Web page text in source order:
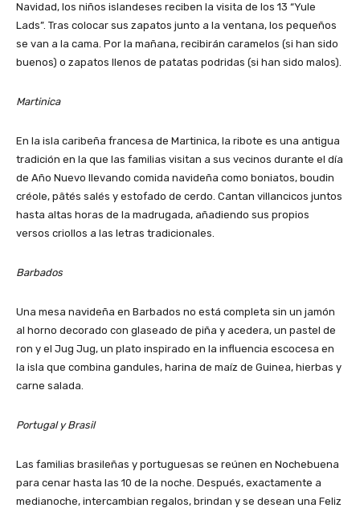
Navidad, los niños islandeses reciben la visita de los 13 “Yule
Lads”. Tras colocar sus zapatos junto a la ventana, los pequeños
se van a la cama. Por la mañana, recibirán caramelos (si han sido
buenos) o zapatos llenos de patatas podridas (si han sido malos).
Martinica
En la isla caribeña francesa de Martinica, la ribote es una antigua
tradición en la que las familias visitan a sus vecinos durante el día
de Año Nuevo llevando comida navideña como boniatos, boudin
créole, pâtés salés y estofado de cerdo. Cantan villancicos juntos
hasta altas horas de la madrugada, añadiendo sus propios
versos criollos a las letras tradicionales.
Barbados
Una mesa navideña en Barbados no está completa sin un jamón
al horno decorado con glaseado de piña y acedera, un pastel de
ron y el Jug Jug, un plato inspirado en la influencia escocesa en
la isla que combina gandules, harina de maíz de Guinea, hierbas y
carne salada.
Portugal y Brasil
Las familias brasileñas y portuguesas se reúnen en Nochebuena
para cenar hasta las 10 de la noche. Después, exactamente a
medianoche, intercambian regalos, brindan y se desean una Feliz